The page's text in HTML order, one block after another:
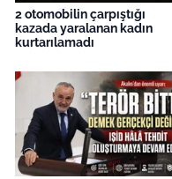
2 otomobilin çarpıştığı
kazada yaralanan kadın
kurtarılamadı
Finans
Genel-A
Gündem-Eğitim